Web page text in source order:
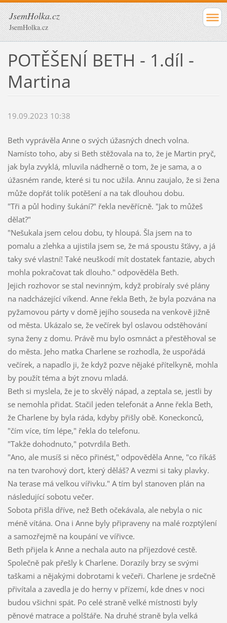
JsemHolka.cz
JsemHolka.cz
POTĚŠENÍ BETH - 1.díl -
Martina
19.09.2023 10:38
Beth vyprávěla Anne o svých úžasných dnech volna.
Namísto toho, aby si Beth stěžovala na to, že je Martin pryč,
jak byla zvyklá, mluvila nádherně o tom, že je sama, a o
úžasném rande, které si tu noc užila. Annu zaujalo, že si žena
může dopřát tolik potěšení a na tak dlouhou dobu.
"Tři a půl hodiny šukání?" řekla nevěřícně. "Jak to můžeš
dělat?"
"Nešukala jsem celou dobu, ty hloupá. Šla jsem na to
pomalu a zlehka a ujistila jsem se, že má spoustu šťávy, a já
taky své vlastní! Také neuškodí mít dostatek fantazie, abych
mohla pokračovat tak dlouho." odpověděla Beth.
Jejich rozhovor se stal nevinným, když probíraly své plány
na nadcházející víkend. Anne řekla Beth, že byla pozvána na
pyžamovou párty v domě jejího souseda na venkově jižně
od města. Ukázalo se, že večírek byl oslavou odstěhování
syna ženy z domu. Právě mu bylo osmnáct a přestěhoval se
do města. Jeho matka Charlene se rozhodla, že uspořádá
večírek, a napadlo ji, že když pozve nějaké přítelkyně, mohla
by použít téma a být znovu mladá.
Beth si myslela, že je to skvělý nápad, a zeptala se, jestli by
se nemohla přidat. Stačil jeden telefonát a Anne řekla Beth,
že Charlene by byla ráda, kdyby přišly obě. Koneckonců,
"čím více, tím lépe," řekla do telefonu.
"Takže dohodnuto," potvrdila Beth.
"Ano, ale musíš si něco přinést," odpověděla Anne, "co říkáš
na ten tvarohový dort, který děláš? A vezmi si taky plavky.
Na terase má velkou vířivku." A tím byl stanoven plán na
následující sobotu večer.
Sobota přišla dříve, než Beth očekávala, ale nebyla o nic
méně vítána. Ona i Anne byly připraveny na malé rozptýlení
a samozřejmě na koupání ve vířivce.
Beth přijela k Anne a nechala auto na příjezdové cestě.
Společně pak přešly k Charlene. Dorazily brzy se svými
taškami a nějakými dobrotami k večeři. Charlene je srdečně
přivítala a zavedla je do herny v přízemí, kde dnes v noci
budou všichni spát. Po celé straně velké místnosti byly
pěnové matrace a polštáře. Na druhé straně byla velká